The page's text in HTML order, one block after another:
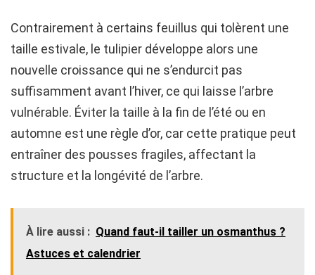
Contrairement à certains feuillus qui tolèrent une
taille estivale, le tulipier développe alors une
nouvelle croissance qui ne s’endurcit pas
suffisamment avant l’hiver, ce qui laisse l’arbre
vulnérable. Éviter la taille à la fin de l’été ou en
automne est une règle d’or, car cette pratique peut
entraîner des pousses fragiles, affectant la
structure et la longévité de l’arbre.
À lire aussi : Quand faut-il tailler un osmanthus ?
Astuces et calendrier